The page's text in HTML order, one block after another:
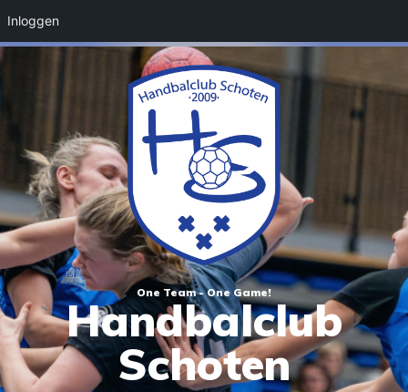
One Team - One Game!
Handbalclub
Schoten
Inloggen